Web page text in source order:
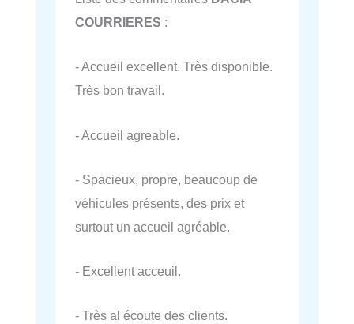
COURRIERES :
- Accueil excellent. Très disponible.
Très bon travail.
- Accueil agreable.
- Spacieux, propre, beaucoup de
véhicules présents, des prix et
surtout un accueil agréable.
- Excellent acceuil.
- Très al écoute des clients.